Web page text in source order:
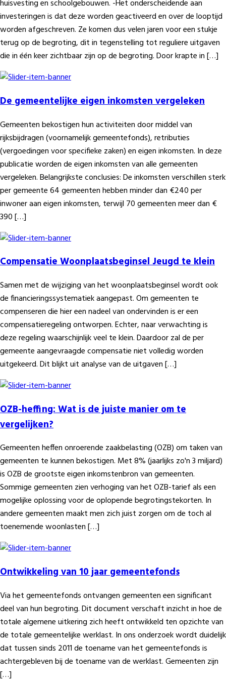
huisvesting en schoolgebouwen. -Het onderscheidende aan
investeringen is dat deze worden geactiveerd en over de looptijd
worden afgeschreven. Ze komen dus velen jaren voor een stukje
terug op de begroting, dit in tegenstelling tot reguliere uitgaven
die in één keer zichtbaar zijn op de begroting. Door krapte in […]
De gemeentelijke eigen inkomsten vergeleken
Gemeenten bekostigen hun activiteiten door middel van
rijksbijdragen (voornamelijk gemeentefonds), retributies
(vergoedingen voor specifieke zaken) en eigen inkomsten. In deze
publicatie worden de eigen inkomsten van alle gemeenten
vergeleken. Belangrijkste conclusies: De inkomsten verschillen sterk
per gemeente 64 gemeenten hebben minder dan €240 per
inwoner aan eigen inkomsten, terwijl 70 gemeenten meer dan €
390 […]
Compensatie Woonplaatsbeginsel Jeugd te klein
Samen met de wijziging van het woonplaatsbeginsel wordt ook
de financieringssystematiek aangepast. Om gemeenten te
compenseren die hier een nadeel van ondervinden is er een
compensatieregeling ontworpen. Echter, naar verwachting is
deze regeling waarschijnlijk veel te klein. Daardoor zal de per
gemeente aangevraagde compensatie niet volledig worden
uitgekeerd. Dit blijkt uit analyse van de uitgaven […]
OZB-heffing: Wat is de juiste manier om te
vergelijken?
Gemeenten heffen onroerende zaakbelasting (OZB) om taken van
gemeenten te kunnen bekostigen. Met 8% (jaarlijks zo'n 3 miljard)
is OZB de grootste eigen inkomstenbron van gemeenten.
Sommige gemeenten zien verhoging van het OZB-tarief als een
mogelijke oplossing voor de oplopende begrotingstekorten. In
andere gemeenten maakt men zich juist zorgen om de toch al
toenemende woonlasten […]
Ontwikkeling van 10 jaar gemeentefonds
Via het gemeentefonds ontvangen gemeenten een significant
deel van hun begroting. Dit document verschaft inzicht in hoe de
totale algemene uitkering zich heeft ontwikkeld ten opzichte van
de totale gemeentelijke werklast. In ons onderzoek wordt duidelijk
dat tussen sinds 2011 de toename van het gemeentefonds is
achtergebleven bij de toename van de werklast. Gemeenten zijn
[…]